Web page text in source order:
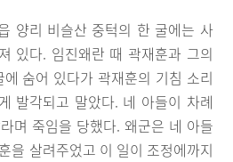
양리 비슬산 중턱의 한 굴에는 사
있다. 임진왜란 때 곽재훈과 그의
숨어 있다가 곽재훈의 기침 소리
발각되고 말았다. 네 아들이 차례
며 죽임을 당했다. 왜군은 네 아들
을 살려주었고 이 일이 조정에까지